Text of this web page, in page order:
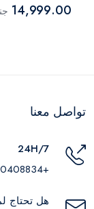
14,999.00
تواصل معنا
24H/7
+201050408834
هل تحتاج